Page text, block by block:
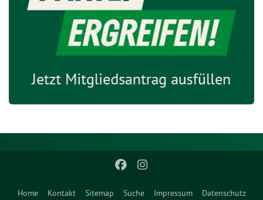
Home Kontakt Sitemap Suche Impressum Datenschutz